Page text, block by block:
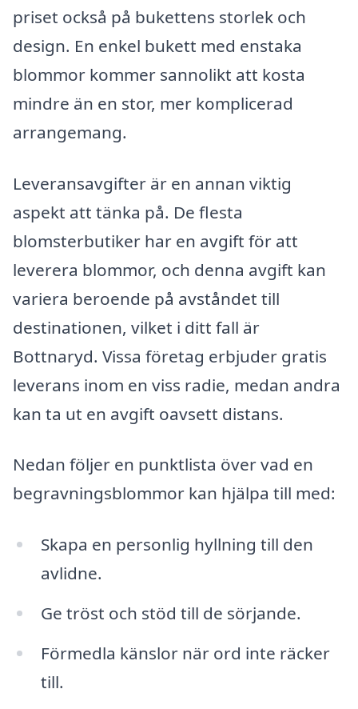
priset också på bukettens storlek och
design. En enkel bukett med enstaka
blommor kommer sannolikt att kosta
mindre än en stor, mer komplicerad
arrangemang.
Leveransavgifter är en annan viktig
aspekt att tänka på. De flesta
blomsterbutiker har en avgift för att
leverera blommor, och denna avgift kan
variera beroende på avståndet till
destinationen, vilket i ditt fall är
Bottnaryd. Vissa företag erbjuder gratis
leverans inom en viss radie, medan andra
kan ta ut en avgift oavsett distans.
Nedan följer en punktlista över vad en
begravningsblommor kan hjälpa till med:
Skapa en personlig hyllning till den
avlidne.
Ge tröst och stöd till de sörjande.
Förmedla känslor när ord inte räcker
till.